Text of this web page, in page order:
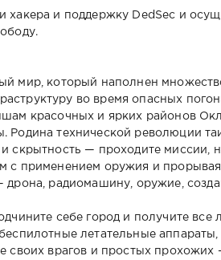
хакера и поддержку DedSec и
мир, который наполнен
во время опасных
красочных и ярких районов
Родина технической революции
скрытность — проходите миссии,
с применением оружия и
дрона, радиомашину, оружие,
себе город и получите
летательные
своих врагов и простых